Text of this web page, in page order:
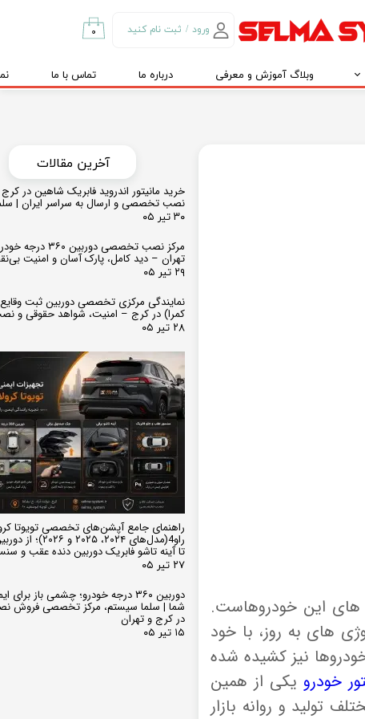
ورود / ثبت نام کنید
تغییر گذر واژه
۰
وبلاگ آموزش و معرفی درباره ما تماس با ما
های این خودروهاست.
های به روز، با خود
نیز کشیده شده
خودرو یکی از همین
تولید و روانه بازار
خرید مانیتور اندروید فابریک شاهین در
نصب تخصصی و ارسال به سراسر ایران |
۳۰ تیر ۰۵
مرکز نصب تخصصی
تهران – دید کامل، پارک آسان و امنیت
۲۹ تیر ۰۵
نمایندگی مرکزی تخصصی دوربین ثبت
کمرا) در کرج – امنیت، شواهد حقوقی و
۲۸ تیر ۰۵
راهنمای جامع آپشن‌های تخصصی تویوتا
تا آینه تاشو فابریک دوربین دنده عقب و
۲۷ تیر ۰۵
دوربین ۳۶۰ درجه خودرو؛ چشمی باز
شما | سلما سیستم، مرکز تخصصی فروش
در کرج و تهران
۱۵ تیر ۰۵
​​آخرین مقالات